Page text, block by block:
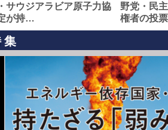
サウジアラビア原子力協
が持…
野党・民
権者の投
集